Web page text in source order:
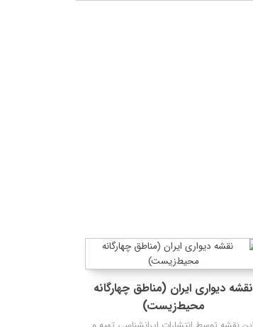
نقشه دیواری ایران (مناطق چهارگانه
محیط‌زیست)